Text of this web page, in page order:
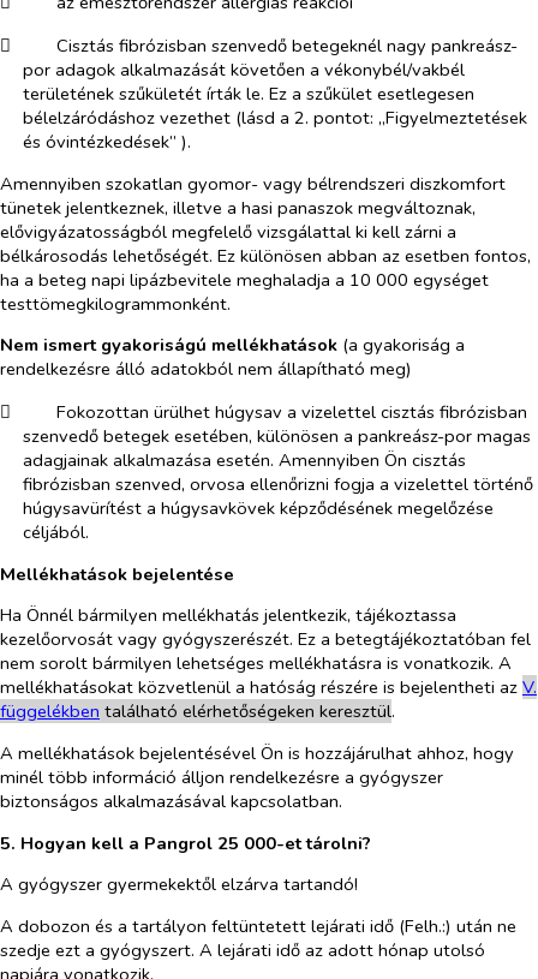
​
Cisztás fibrózisban szenvedő betegeknél nagy pankreász-
por adagok alkalmazását követően a vékonybél/vakbél
területének szűkületét írták le. Ez a szűkület esetlegesen
bélelzáródáshoz vezethet (lásd a 2. pontot: „Figyelmeztetések
és óvintézkedések” ).
Amennyiben szokatlan gyomor- vagy bélrendszeri diszkomfort
tünetek jelentkeznek, illetve a hasi panaszok megváltoznak,
elővigyázatosságból megfelelő vizsgálattal ki kell zárni a
bélkárosodás lehetőségét. Ez különösen abban az esetben fontos,
ha a beteg napi lipázbevitele meghaladja a 10 000 egységet
testtömegkilogrammonként.
Nem ismert gyakoriságú mellékhatások (a gyakoriság a
rendelkezésre álló adatokból nem állapítható meg)
​
Fokozottan ürülhet húgysav a vizelettel cisztás fibrózisban
szenvedő betegek esetében, különösen a pankreász-por magas
adagjainak alkalmazása esetén. Amennyiben Ön cisztás
fibrózisban szenved, orvosa ellenőrizni fogja a vizelettel történő
húgysavürítést a húgysavkövek képződésének megelőzése
céljából.
Mellékhatások bejelentése
Ha Önnél bármilyen mellékhatás jelentkezik, tájékoztassa
kezelőorvosát vagy gyógyszerészét. Ez a betegtájékoztatóban fel
nem sorolt bármilyen lehetséges mellékhatásra is vonatkozik. A
mellékhatásokat közvetlenül a hatóság részére is bejelentheti az V.
függelékben található elérhetőségeken keresztül.
A mellékhatások bejelentésével Ön is hozzájárulhat ahhoz, hogy
minél több információ álljon rendelkezésre a gyógyszer
biztonságos alkalmazásával kapcsolatban.
5. Hogyan kell a Pangrol 25 000-et tárolni?
A gyógyszer gyermekektől elzárva tartandó!
A dobozon és a tartályon feltüntetett lejárati idő (Felh.:) után ne
szedje ezt a gyógyszert. A lejárati idő az adott hónap utolsó
napjára vonatkozik.